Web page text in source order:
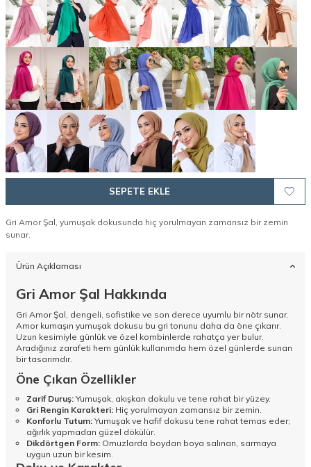
SEPETE EKLE
Gri Amor Şal, yumuşak dokusunda hiç yorulmayan zamansız bir zemin
sunar.
Ürün Açıklaması
Gri Amor Şal Hakkında
Gri Amor Şal, dengeli, sofistike ve son derece uyumlu bir nötr sunar.
Amor kumaşın yumuşak dokusu bu gri tonunu daha da öne çıkarır.
Uzun kesimiyle günlük ve özel kombinlerde rahatça yer bulur.
Aradığınız zarafeti hem günlük kullanımda hem özel günlerde sunan
bir tasarımdır.
Öne Çıkan Özellikler
Zarif Duruş: Yumuşak, akışkan dokulu ve tene rahat bir yüzey.
Gri Rengin Karakteri: Hiç yorulmayan zamansız bir zemin.
Konforlu Tutum: Yumuşak ve hafif dokusu tene rahat temas eder;
ağırlık yapmadan güzel dökülür.
Dikdörtgen Form: Omuzlarda boydan boya salınan, sarmaya
uygun uzun bir kesim.